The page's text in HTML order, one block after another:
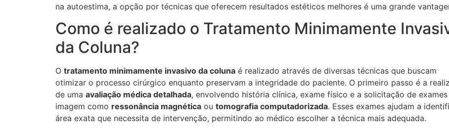
na autoestima, a opção por técnicas que oferecem resultados estéticos melhores é uma grande
Como é realizado o Tratamento Minimamente
da Coluna?
O tratamento minimamente invasivo da coluna é realizado através de diversas técnicas que buscam
otimizar o processo cirúrgico enquanto preservam a integridade do paciente. O primeiro passo é a
de uma avaliação médica detalhada, envolvendo história clínica, exame físico e a solicitação de
imagem como ressonância magnética ou tomografia computadorizada. Esses exames ajudam a
área exata que necessita de intervenção, permitindo ao médico escolher a técnica mais adequada.